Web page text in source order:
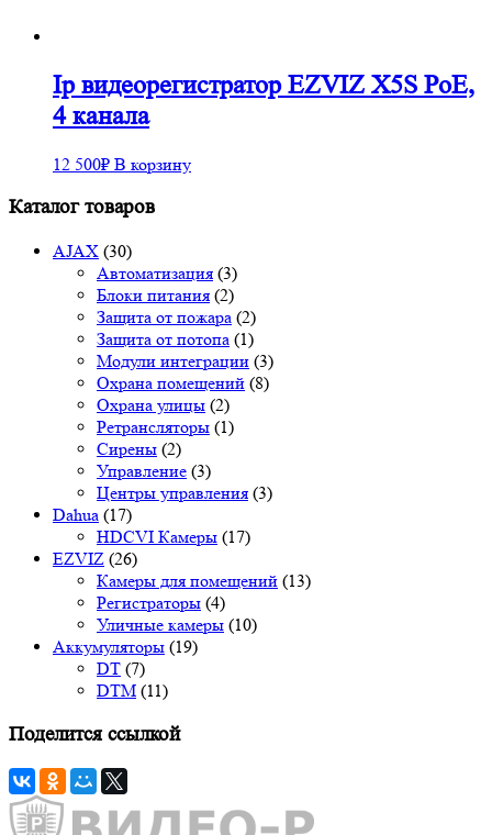
Ip видеорегистратор EZVIZ X5S PoE,
4 канала
12 500₽ В корзину
Каталог товаров
AJAX (30)
Автоматизация (3)
Блоки питания (2)
Защита от пожара (2)
Защита от потопа (1)
Модули интеграции (3)
Охрана помещений (8)
Охрана улицы (2)
Ретрансляторы (1)
Сирены (2)
Управление (3)
Центры управления (3)
Dahua (17)
HDCVI Камеры (17)
EZVIZ (26)
Камеры для помещений (13)
Регистраторы (4)
Уличные камеры (10)
Аккумуляторы (19)
DT (7)
DTM (11)
Поделится ссылкой